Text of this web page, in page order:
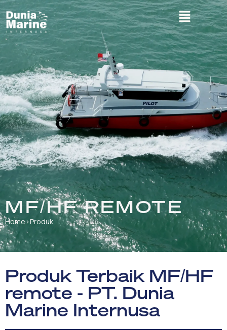
MF/HF REMOTE
Home›Produk
Produk Terbaik MF/HF
remote - PT. Dunia
Marine Internusa